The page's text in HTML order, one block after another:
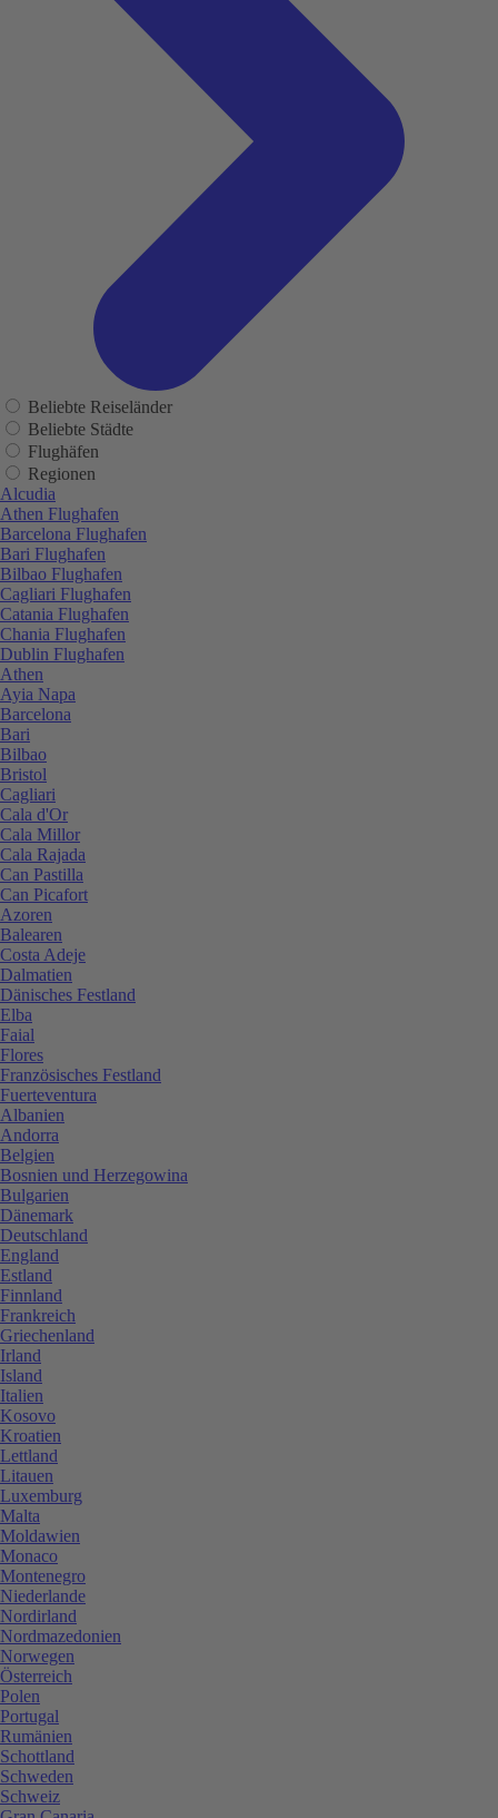
Beliebte Reiseländer
Beliebte Städte
Flughäfen
Regionen
Alcudia
Athen Flughafen
Barcelona Flughafen
Bari Flughafen
Bilbao Flughafen
Cagliari Flughafen
Catania Flughafen
Chania Flughafen
Dublin Flughafen
Athen
Ayia Napa
Barcelona
Bari
Bilbao
Bristol
Cagliari
Cala d'Or
Cala Millor
Cala Rajada
Can Pastilla
Can Picafort
Azoren
Balearen
Costa Adeje
Dalmatien
Dänisches Festland
Elba
Faial
Flores
Französisches Festland
Fuerteventura
Albanien
Andorra
Belgien
Bosnien und Herzegowina
Bulgarien
Dänemark
Deutschland
England
Estland
Finnland
Frankreich
Griechenland
Irland
Island
Italien
Kosovo
Kroatien
Lettland
Litauen
Luxemburg
Malta
Moldawien
Monaco
Montenegro
Niederlande
Nordirland
Nordmazedonien
Norwegen
Österreich
Polen
Portugal
Rumänien
Schottland
Schweden
Schweiz